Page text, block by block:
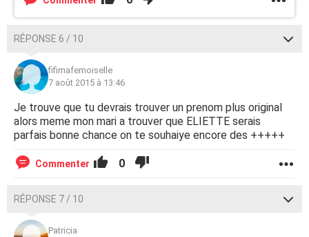
RÉPONSE 6 / 10
fifimafemoiselle
7 août 2015 à 13:46
Je trouve que tu devrais trouver un prenom plus original
alors meme mon mari a trouver que ELIETTE serais
parfais bonne chance on te souhaiye encore des +++++
Commenter 0
RÉPONSE 7 / 10
Patricia